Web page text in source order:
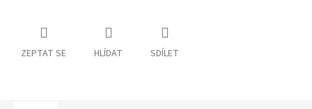
ZEPTAT SE HLÍDAT SDÍLET